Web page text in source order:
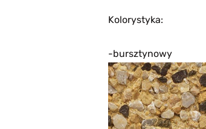
Kolorystyka:
-bursztynowy